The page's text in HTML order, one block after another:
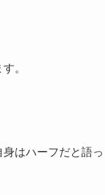
。
はハーフだと語っ